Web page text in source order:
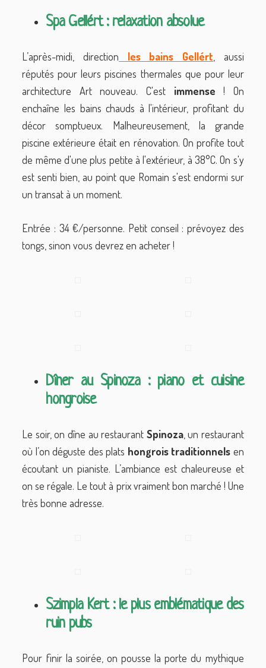
Spa Gellért : relaxation absolue
L’après-midi, direction les bains Gellért , aussi
réputés pour leurs piscines thermales que pour leur
architecture Art nouveau. C'est immense ! On
enchaîne les bains chauds à l'intérieur, profitant du
décor somptueux. Malheureusement, la grande
piscine extérieure était en rénovation. On profite tout
de même d'une plus petite à l'extérieur, à 38°C. On s'y
est senti bien, au point que Romain s'est endormi sur
un transat à un moment.
Entrée : 34 €/personne. Petit conseil : prévoyez des
tongs, sinon vous devrez en acheter !
Dîner au Spinoza : piano et cuisine
hongroise
Le soir, on dîne au restaurant Spinoza, un restaurant
où l’on déguste des plats hongrois traditionnels en
écoutant un pianiste. L’ambiance est chaleureuse et
on se régale. Le tout à prix vraiment bon marché ! Une
très bonne adresse.
Szimpla Kert : le plus emblématique des
ruin pubs
Pour finir la soirée, on pousse la porte du mythique